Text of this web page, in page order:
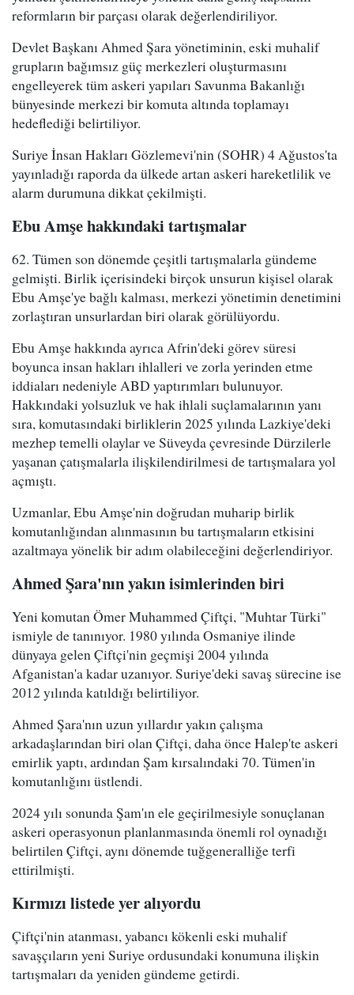
reformların bir parçası olarak değerlendiriliyor.
Devlet Başkanı Ahmed Şara yönetiminin, eski muhalif
grupların bağımsız güç merkezleri oluşturmasını
engelleyerek tüm askeri yapıları Savunma Bakanlığı
bünyesinde merkezi bir komuta altında toplamayı
hedeflediği belirtiliyor.
Suriye İnsan Hakları Gözlemevi'nin (SOHR) 4 Ağustos'ta
yayınladığı raporda da ülkede artan askeri hareketlilik ve
alarm durumuna dikkat çekilmişti.
Ebu Amşe hakkındaki tartışmalar
62. Tümen son dönemde çeşitli tartışmalarla gündeme
gelmişti. Birlik içerisindeki birçok unsurun kişisel olarak
Ebu Amşe'ye bağlı kalması, merkezi yönetimin denetimini
zorlaştıran unsurlardan biri olarak görülüyordu.
Ebu Amşe hakkında ayrıca Afrin'deki görev süresi
boyunca insan hakları ihlalleri ve zorla yerinden etme
iddiaları nedeniyle ABD yaptırımları bulunuyor.
Hakkındaki yolsuzluk ve hak ihlali suçlamalarının yanı
sıra, komutasındaki birliklerin 2025 yılında Lazkiye'deki
mezhep temelli olaylar ve Süveyda çevresinde Dürzilerle
yaşanan çatışmalarla ilişkilendirilmesi de tartışmalara yol
açmıştı.
Uzmanlar, Ebu Amşe'nin doğrudan muharip birlik
komutanlığından alınmasının bu tartışmaların etkisini
azaltmaya yönelik bir adım olabileceğini değerlendiriyor.
Ahmed Şara'nın yakın isimlerinden biri
Yeni komutan Ömer Muhammed Çiftçi, "Muhtar Türki"
ismiyle de tanınıyor. 1980 yılında Osmaniye ilinde
dünyaya gelen Çiftçi'nin geçmişi 2004 yılında
Afganistan'a kadar uzanıyor. Suriye'deki savaş sürecine ise
2012 yılında katıldığı belirtiliyor.
Ahmed Şara'nın uzun yıllardır yakın çalışma
arkadaşlarından biri olan Çiftçi, daha önce Halep'te askeri
emirlik yaptı, ardından Şam kırsalındaki 70. Tümen'in
komutanlığını üstlendi.
2024 yılı sonunda Şam'ın ele geçirilmesiyle sonuçlanan
askeri operasyonun planlanmasında önemli rol oynadığı
belirtilen Çiftçi, aynı dönemde tuğgeneralliğe terfi
ettirilmişti.
Kırmızı listede yer alıyordu
Çiftçi'nin atanması, yabancı kökenli eski muhalif
savaşçıların yeni Suriye ordusundaki konumuna ilişkin
tartışmaları da yeniden gündeme getirdi.